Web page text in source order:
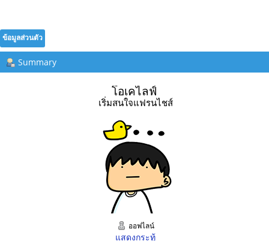
ข้อมูลส่วนตัว
Summary
โอเคไลฟ์
เริ่มสนใจแฟรนไชส์
ออฟไลน์
แสดงกระทู้